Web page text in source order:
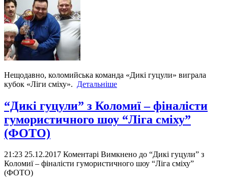
Нещодавно, коломийська команда «Дикі гуцули» виграла
кубок «Ліги сміху». Детальніше
“Дикі гуцули” з Коломиї – фіналісти
гумористичного шоу “Ліга сміху”
(ФОТО)
21:23 25.12.2017 Коментарі Вимкнено до “Дикі гуцули” з
Коломиї – фіналісти гумористичного шоу “Ліга сміху”
(ФОТО)